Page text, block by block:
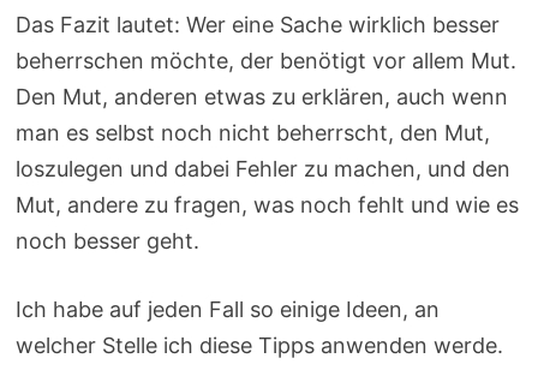
Das Fazit lautet: Wer eine Sache wirklich besser
beherrschen möchte, der benötigt vor allem Mut.
Den Mut, anderen etwas zu erklären, auch wenn
man es selbst noch nicht beherrscht, den Mut,
loszulegen und dabei Fehler zu machen, und den
Mut, andere zu fragen, was noch fehlt und wie es
noch besser geht.
Ich habe auf jeden Fall so einige Ideen, an
welcher Stelle ich diese Tipps anwenden werde.